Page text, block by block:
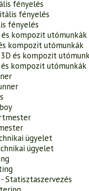
fényelés
fényelés
fényelés
kompozit utómunkák
kompozit utómunkák
és kompozit
és kompozit utómunkák
ügyelet
ügyelet
Statisztaszervezés